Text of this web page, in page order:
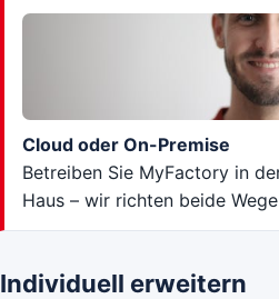
Cloud oder On-Premise
Betreiben Sie MyFactory in
Haus – wir richten beide
Individuell erweitern